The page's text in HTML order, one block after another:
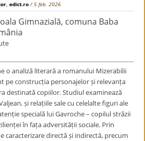
,edict.ro / 5 feb. 2026
Gimnazială, comuna Baba
o analiză literară a romanului Mizerabilii
pe construcția personajelor și relevanța
destinată copiilor. Studiul examinează
și relațiile sale cu celelalte figuri ale
specială lui Gavroche – copilul străzii
în fața adversității sociale. Prin
caracterizare directă și indirectă, precum